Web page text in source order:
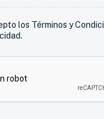
los Términos y